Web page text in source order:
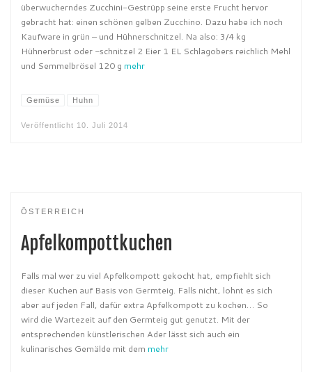
überwucherndes Zucchini-Gestrüpp seine erste Frucht hervor
gebracht hat: einen schönen gelben Zucchino. Dazu habe ich noch
Kaufware in grün – und Hühnerschnitzel. Na also: 3/4 kg
Hühnerbrust oder -schnitzel 2 Eier 1 EL Schlagobers reichlich Mehl
und Semmelbrösel 120 g mehr
Gemüse Huhn
Veröffentlicht 10. Juli 2014
ÖSTERREICH
Apfelkompottkuchen
Falls mal wer zu viel Apfelkompott gekocht hat, empfiehlt sich
dieser Kuchen auf Basis von Germteig. Falls nicht, lohnt es sich
aber auf jeden Fall, dafür extra Apfelkompott zu kochen… So
wird die Wartezeit auf den Germteig gut genutzt. Mit der
entsprechenden künstlerischen Ader lässt sich auch ein
kulinarisches Gemälde mit dem mehr